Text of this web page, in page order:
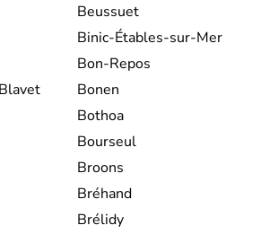
Beussuet
Binic-Étables-sur-Mer
Bon-Repos
Bonen
Bothoa
Bourseul
Broons
Bréhand
Brélidy